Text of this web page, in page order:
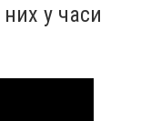
у часи